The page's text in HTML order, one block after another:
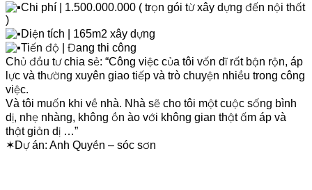
Chi phí | 1.500.000.000 ( trọn gói từ xây dựng đến nội thất
)
Diện tích | 165m2 xây dựng
Tiến độ | Đang thi công
Chủ đầu tư chia sẻ: “Công việc của tôi vốn dĩ rất bận rộn, áp
lực và thường xuyên giao tiếp và trò chuyện nhiều trong công
việc.
Và tôi muốn khi về nhà. Nhà sẽ cho tôi một cuộc sống bình
dị, nhẹ nhàng, không ồn ào với không gian thật ấm áp và
thật giản dị …”
✶Dự án: Anh Quyền – sóc sơn